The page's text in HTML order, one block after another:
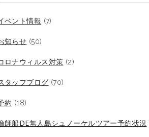
ベント情報 (7)
知らせ (50)
ロナウィルス対策 (2)
タッフブログ (70)
約 (18)
師船DE無人島シュノーケルツアー予約状況